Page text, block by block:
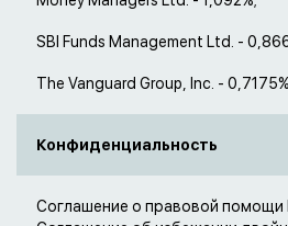
SBI Funds Management Ltd. -
The Vanguard Group, Inc. -
Конфиденциальность
Соглашение о правовой помощи